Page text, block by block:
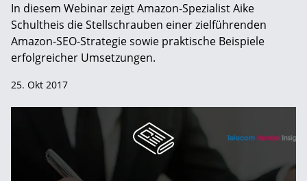
In diesem Webinar zeigt Amazon-Spezialist Aike
Schultheis die Stellschrauben einer zielführenden
Amazon-SEO-Strategie sowie praktische Beispiele
erfolgreicher Umsetzungen.
25. Okt 2017